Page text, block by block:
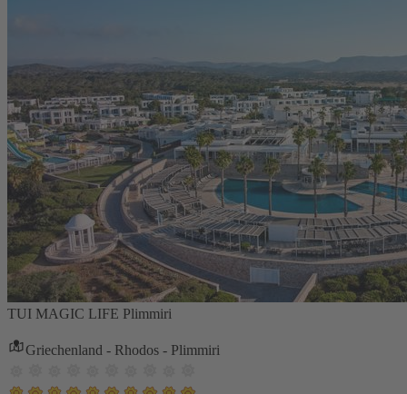
TUI MAGIC LIFE Plimmiri
Griechenland - Rhodos - Plimmiri